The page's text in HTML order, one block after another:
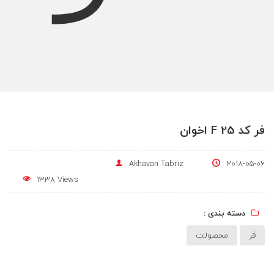
فر کد F 25 اخوان
2018-05-06
Akhavan Tabriz
1338 Views
دسته بندی :
فر
محصولات